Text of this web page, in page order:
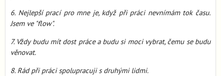
6. Nejlepší prací pro mne je, když při práci nevnímám tok času.
Jsem ve "flow".
7. Vždy budu mít dost práce a budu si moci vybrat, čemu se budu
věnovat.
8. Rád při práci spolupracuji s druhými lidmi.